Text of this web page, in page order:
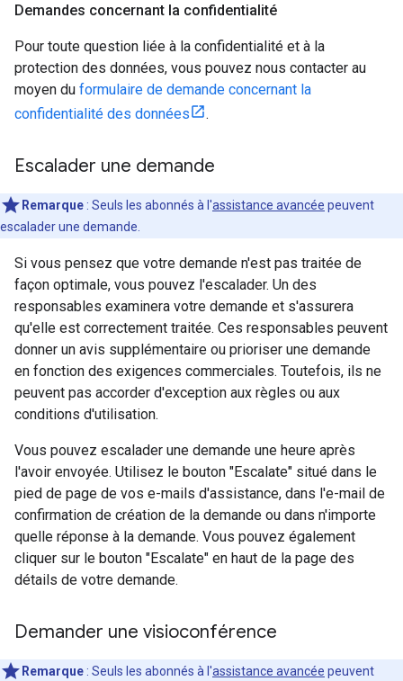
Demandes concernant la confidentialité
Pour toute question liée à la confidentialité et à la
protection des données, vous pouvez nous contacter au
moyen du formulaire de demande concernant la
confidentialité des données
.
Escalader une demande
Remarque : Seuls les abonnés à l'assistance avancée peuvent
escalader une demande.
Si vous pensez que votre demande n'est pas traitée de
façon optimale, vous pouvez l'escalader. Un des
responsables examinera votre demande et s'assurera
qu'elle est correctement traitée. Ces responsables peuvent
donner un avis supplémentaire ou prioriser une demande
en fonction des exigences commerciales. Toutefois, ils ne
peuvent pas accorder d'exception aux règles ou aux
conditions d'utilisation.
Vous pouvez escalader une demande une heure après
l'avoir envoyée. Utilisez le bouton "Escalate" situé dans le
pied de page de vos e-mails d'assistance, dans l'e-mail de
confirmation de création de la demande ou dans n'importe
quelle réponse à la demande. Vous pouvez également
cliquer sur le bouton "Escalate" en haut de la page des
détails de votre demande.
Demander une visioconférence
Remarque : Seuls les abonnés à l'assistance avancée peuvent